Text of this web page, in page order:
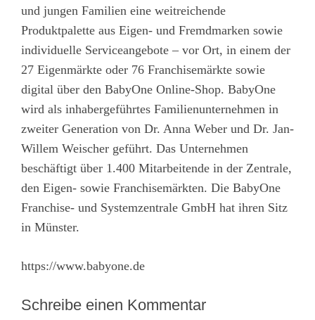
und jungen Familien eine weitreichende
Produktpalette aus Eigen- und Fremdmarken sowie
individuelle Serviceangebote – vor Ort, in einem der
27 Eigenmärkte oder 76 Franchisemärkte sowie
digital über den BabyOne Online-Shop. BabyOne
wird als inhabergeführtes Familienunternehmen in
zweiter Generation von Dr. Anna Weber und Dr. Jan-
Willem Weischer geführt. Das Unternehmen
beschäftigt über 1.400 Mitarbeitende in der Zentrale,
den Eigen- sowie Franchisemärkten. Die BabyOne
Franchise- und Systemzentrale GmbH hat ihren Sitz
in Münster.
https://www.babyone.de
Schreibe einen Kommentar